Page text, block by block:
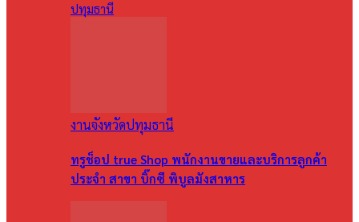
ปทุมธานี
งานจังหวัดปทุมธานี
ทรูช็อป true Shop พนักงานขายและบริการลูกค้า
ประจำ สาขา บิ๊กซี พิบูลมังสาหาร